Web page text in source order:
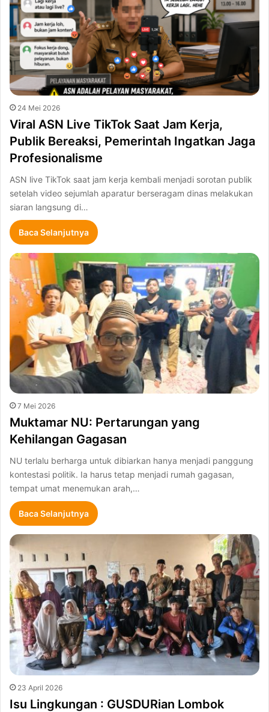
24 Mei 2026
Viral ASN Live TikTok Saat Jam Kerja,
Publik Bereaksi, Pemerintah Ingatkan Jaga
Profesionalisme
ASN live TikTok saat jam kerja kembali menjadi sorotan publik
setelah video sejumlah aparatur berseragam dinas melakukan
siaran langsung di…
Baca Selanjutnya
7 Mei 2026
Muktamar NU: Pertarungan yang
Kehilangan Gagasan
NU terlalu berharga untuk dibiarkan hanya menjadi panggung
kontestasi politik. Ia harus tetap menjadi rumah gagasan,
tempat umat menemukan arah,…
Baca Selanjutnya
23 April 2026
Isu Lingkungan : GUSDURian Lombok